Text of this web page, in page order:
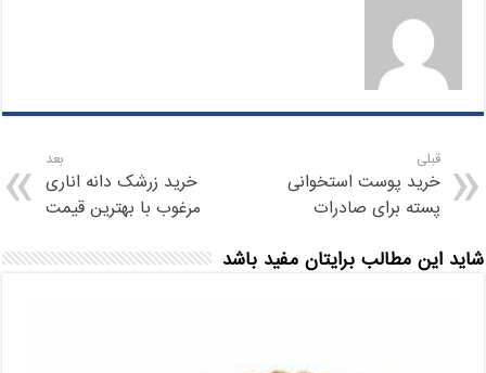
قبلی
خرید پوست استخوانی
پسته برای صادرات
بعد
خرید زرشک دانه اناری
مرغوب با بهترین قیمت
شاید این مطالب برایتان مفید باشد